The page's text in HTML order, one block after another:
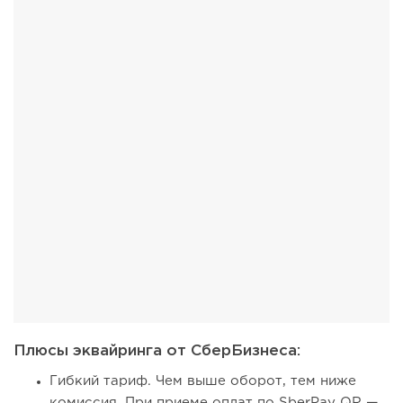
Плюсы эквайринга от СберБизнеса:
Гибкий тариф. Чем выше оборот, тем ниже